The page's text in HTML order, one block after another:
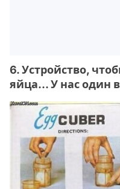
6. Устройство,
яйца... У нас один